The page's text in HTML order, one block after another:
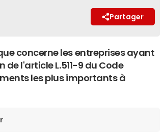
Partager
concerne les entreprises ayant
l'article L.511-9 du Code
les plus importants à